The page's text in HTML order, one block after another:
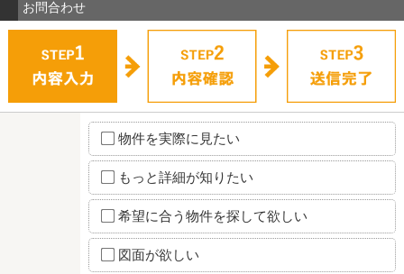
お問合わせ
物件を実際に見たい
もっと詳細が知りたい
希望に合う物件を探して欲しい
図面が欲しい